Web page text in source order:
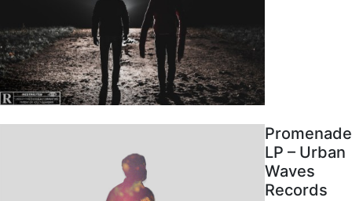
Promenade
LP – Urban
Waves
Records